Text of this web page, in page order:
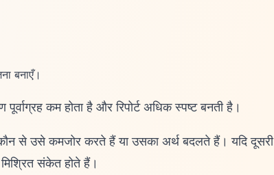
बनाएँ।
कम होता है और रिपोर्ट अधिक स्पष्ट बनती है।
से उसे कमजोर करते हैं या उसका अर्थ बदलते हैं। यदि दूसरी
संकेत होते हैं।